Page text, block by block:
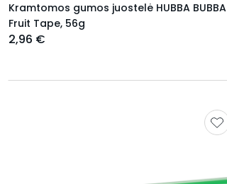
Kramtomos gumos juostelė HUBBA BUBBA
Fruit Tape, 56g
2,96 €